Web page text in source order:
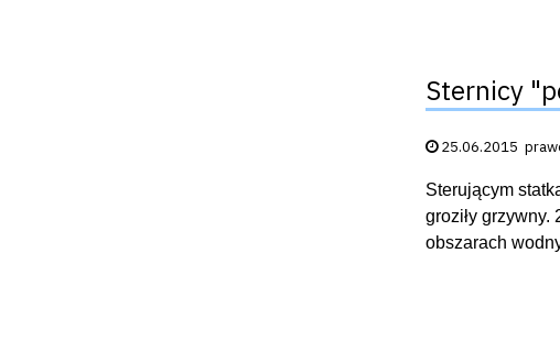
Sternicy
Data publikacji:
25.06.2015
Sterującym
groziły
obszarach